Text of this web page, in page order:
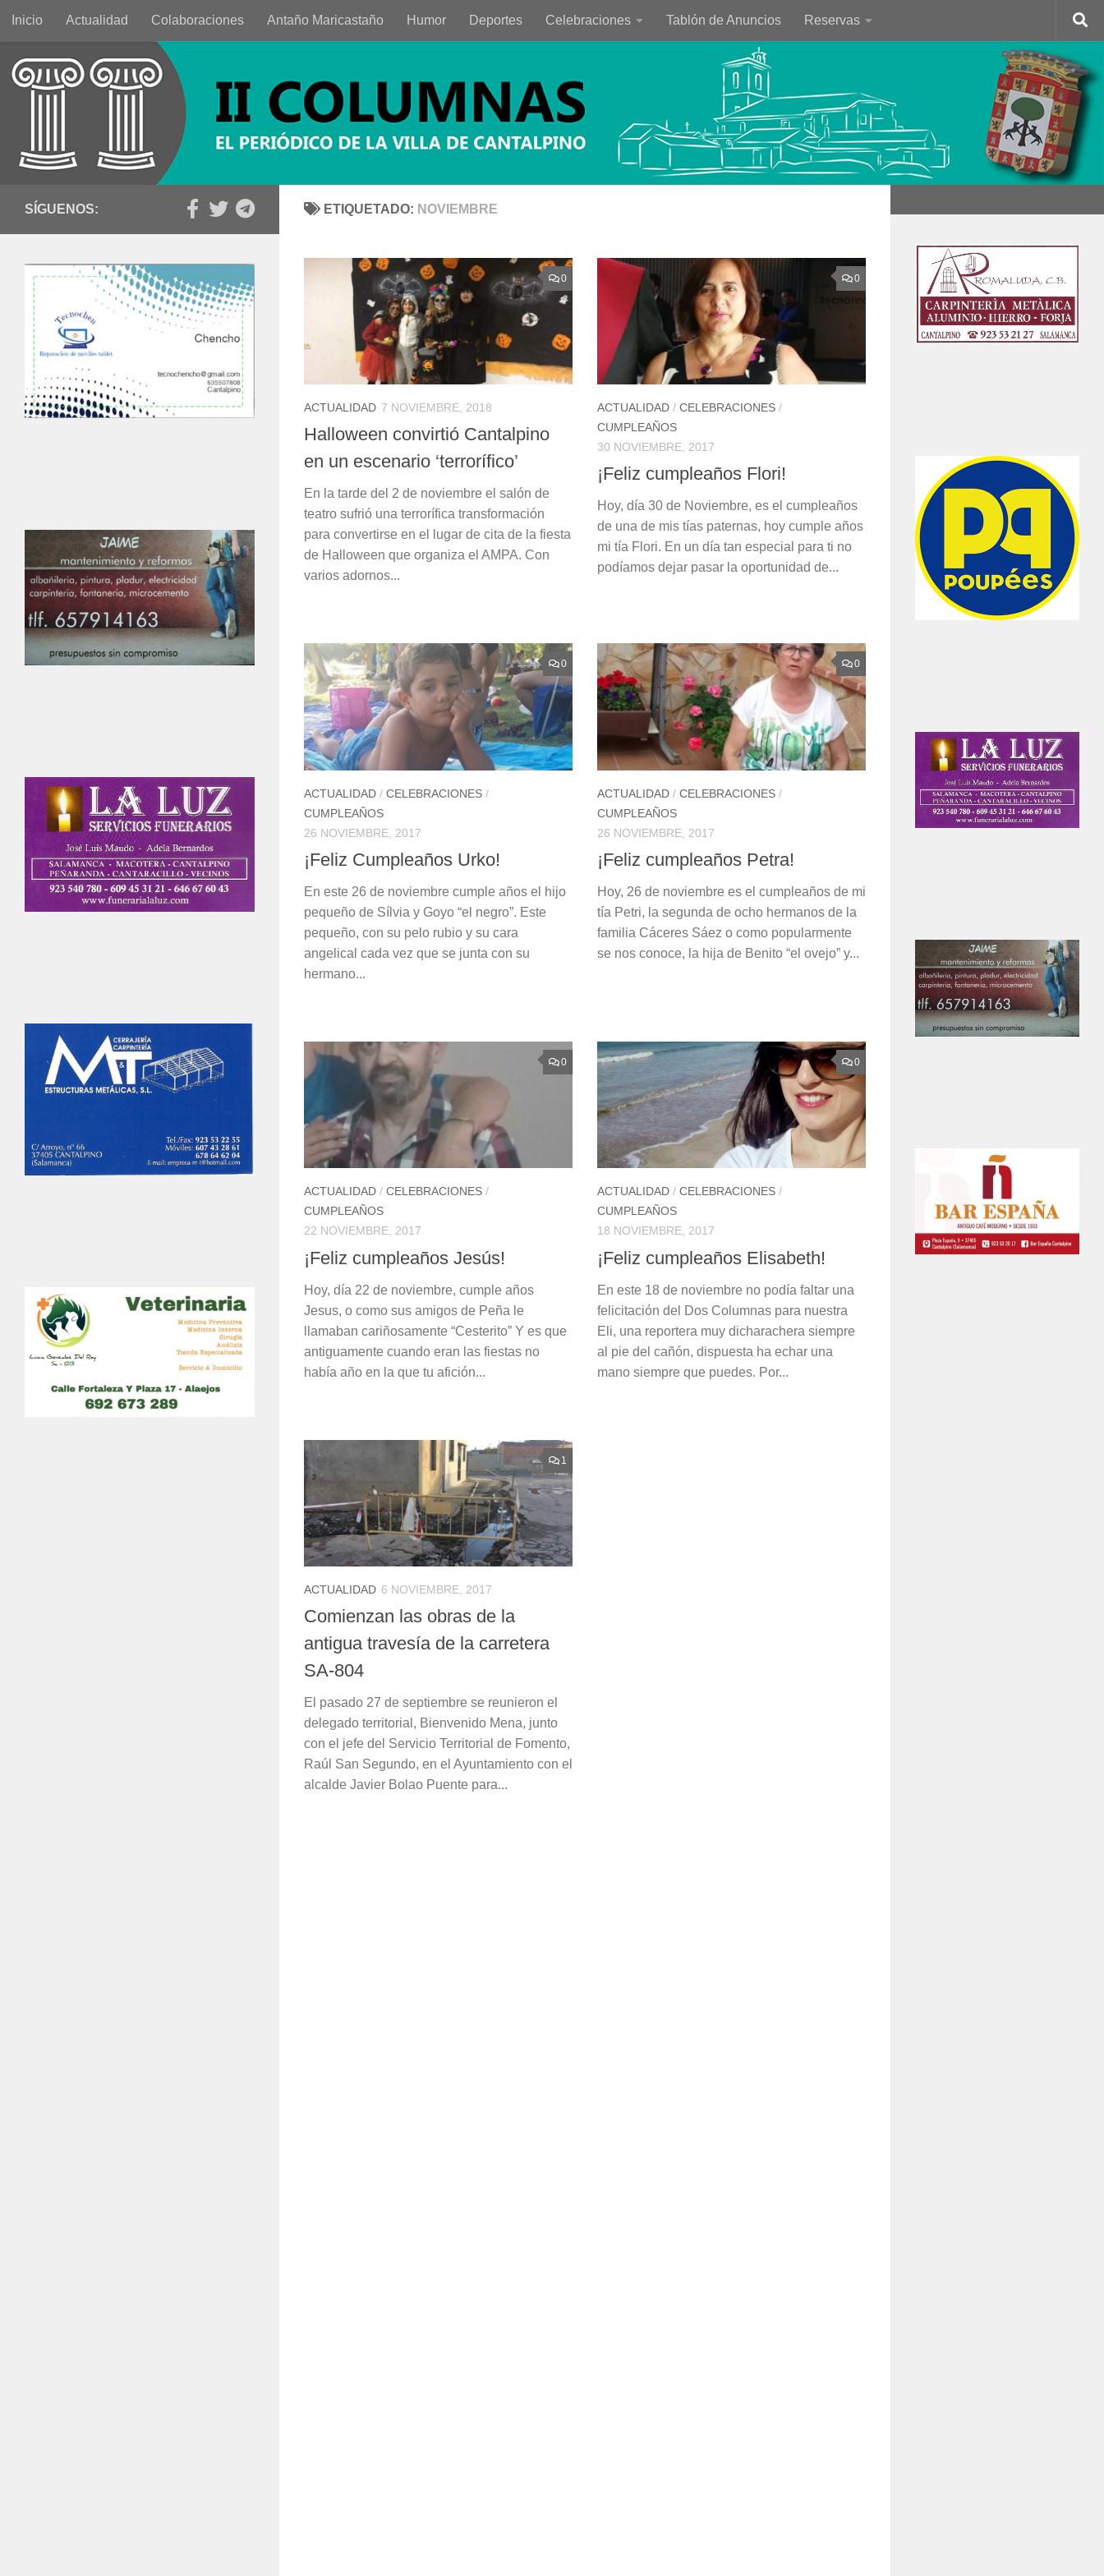
Saltar al contenido
Inicio Actualidad Colaboraciones Antaño Maricastaño Humor Deportes Celebraciones Tablón de Anuncios Reservas
ETIQUETADO: NOVIEMBRE
0
ACTUALIDAD 7 NOVIEMBRE, 2018
Halloween convirtió Cantalpino
en un escenario ‘terrorífico’
En la tarde del 2 de noviembre el salón de
teatro sufrió una terrorífica transformación
para convertirse en el lugar de cita de la fiesta
de Halloween que organiza el AMPA. Con
varios adornos...
0
ACTUALIDAD / CELEBRACIONES /
CUMPLEAÑOS
30 NOVIEMBRE, 2017
¡Feliz cumpleaños Flori!
Hoy, día 30 de Noviembre, es el cumpleaños
de una de mis tías paternas, hoy cumple años
mi tía Flori. En un día tan especial para ti no
podíamos dejar pasar la oportunidad de...
0
ACTUALIDAD / CELEBRACIONES /
CUMPLEAÑOS
26 NOVIEMBRE, 2017
¡Feliz Cumpleaños Urko!
En este 26 de noviembre cumple años el hijo
pequeño de Sílvia y Goyo “el negro”. Este
pequeño, con su pelo rubio y su cara
angelical cada vez que se junta con su
hermano...
0
ACTUALIDAD / CELEBRACIONES /
CUMPLEAÑOS
26 NOVIEMBRE, 2017
¡Feliz cumpleaños Petra!
Hoy, 26 de noviembre es el cumpleaños de mi
tía Petri, la segunda de ocho hermanos de la
familia Cáceres Sáez o como popularmente
se nos conoce, la hija de Benito “el ovejo” y...
0
ACTUALIDAD / CELEBRACIONES /
CUMPLEAÑOS
22 NOVIEMBRE, 2017
¡Feliz cumpleaños Jesús!
Hoy, día 22 de noviembre, cumple años
Jesus, o como sus amigos de Peña le
llamaban cariñosamente “Cesterito” Y es que
antiguamente cuando eran las fiestas no
había año en la que tu afición...
0
ACTUALIDAD / CELEBRACIONES /
CUMPLEAÑOS
18 NOVIEMBRE, 2017
¡Feliz cumpleaños Elisabeth!
En este 18 de noviembre no podía faltar una
felicitación del Dos Columnas para nuestra
Eli, una reportera muy dicharachera siempre
al pie del cañón, dispuesta ha echar una
mano siempre que puedes. Por...
1
ACTUALIDAD 6 NOVIEMBRE, 2017
Comienzan las obras de la
antigua travesía de la carretera
SA-804
El pasado 27 de septiembre se reunieron el
delegado territorial, Bienvenido Mena, junto
con el jefe del Servicio Territorial de Fomento,
Raúl San Segundo, en el Ayuntamiento con el
alcalde Javier Bolao Puente para...
SÍGUENOS: